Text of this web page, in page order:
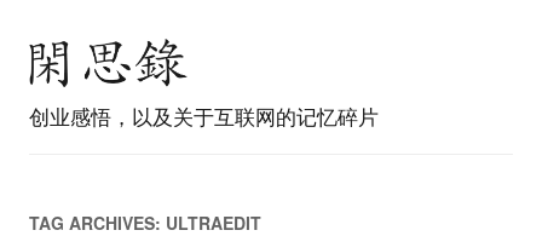
创业感悟，以及关于互联网的记忆碎片
TAG ARCHIVES: ULTRAEDIT